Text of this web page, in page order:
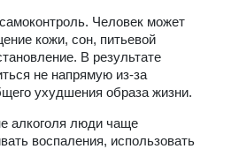
Человек может
кожи, сон, питьевой
В результате
не напрямую из-за
ухудшения образа жизни.
алкоголя люди чаще
воспаления, использовать